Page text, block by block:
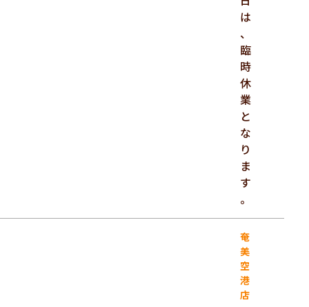
は
、
臨
時
休
業
と
な
り
ま
す
。
奄
美
空
港
店